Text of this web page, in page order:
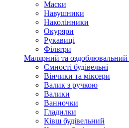
Маски
Навушники
Наколінники
Окуряри
Рукавиці
Фільтри
Малярний та оздоблювальний
Ємності будівельні
Вінчики та міксери
Валик з ручкою
Валики
Ванночки
Гладилки
Ківш будівельний